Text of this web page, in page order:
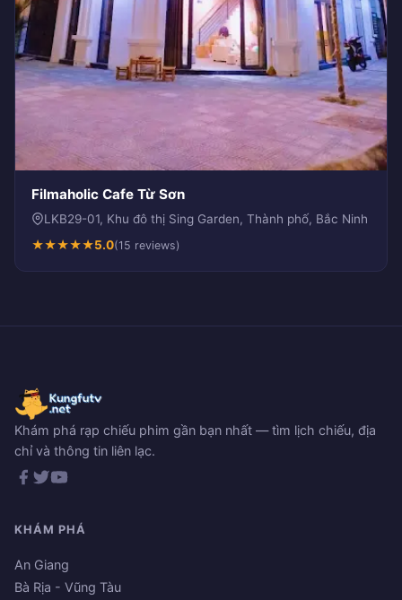
Filmaholic Cafe Từ Sơn
LKB29-01, Khu đô thị Sing Garden, Thành phố, Bắc Ninh
★★★★★5.0(15 reviews)
Khám phá rạp chiếu phim gần bạn nhất — tìm lịch chiếu, địa
chỉ và thông tin liên lạc.
KHÁM PHÁ
An Giang
Bà Rịa - Vũng Tàu